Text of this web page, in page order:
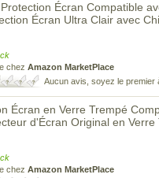
Écran Compatible
Écran Ultra Clair avec
chez Amazon MarketPlace
Aucun avis, soyez le premier
Écran en Verre Trempé
d'Écran Original en
chez Amazon MarketPlace